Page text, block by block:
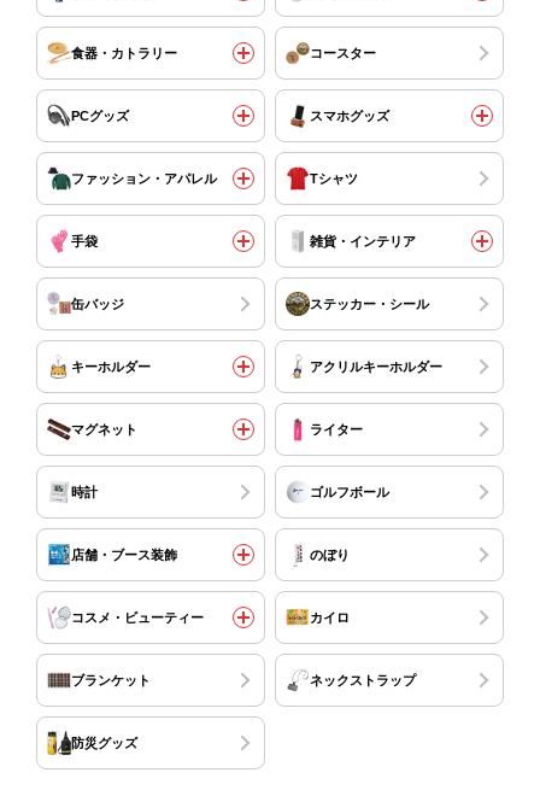
食器・カトラリー コースター
PCグッズ スマホグッズ
ファッション・アパレル Tシャツ
手袋 雑貨・インテリア
缶バッジ ステッカー・シール
キーホルダー アクリルキーホルダー
マグネット ライター
時計 ゴルフボール
店舗・ブース装飾 のぼり
コスメ・ビューティー カイロ
ブランケット ネックストラップ
防災グッズ